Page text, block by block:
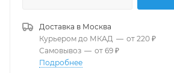
Доставка в Москва
Курьером до МКАД — от 220 ₽
Самовывоз — от 69 ₽
Подробнее